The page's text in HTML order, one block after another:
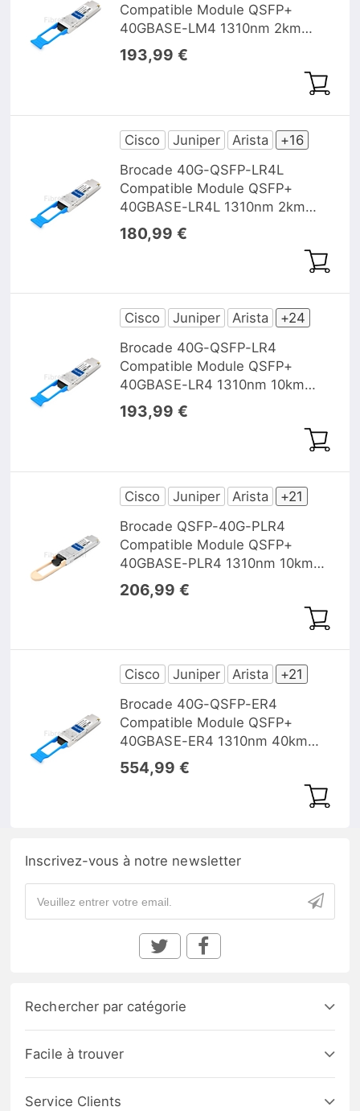
Compatible Module QSFP+
40GBASE-LM4 1310nm 2km
DOM
193,99 €
Cisco Juniper Arista
+16
Brocade 40G-QSFP-LR4L
Compatible Module QSFP+
40GBASE-LR4L 1310nm 2km
DOM
180,99 €
Cisco Juniper Arista
+24
Brocade 40G-QSFP-LR4
Compatible Module QSFP+
40GBASE-LR4 1310nm 10km
DOM
193,99 €
Cisco Juniper Arista
+21
Brocade QSFP-40G-PLR4
Compatible Module QSFP+
40GBASE-PLR4 1310nm 10km
MTP/MPO DOM
206,99 €
Cisco Juniper Arista
+21
Brocade 40G-QSFP-ER4
Compatible Module QSFP+
40GBASE-ER4 1310nm 40km
DOM
554,99 €
Inscrivez-vous à notre newsletter
Rechercher par catégorie
Facile à trouver
Service Clients